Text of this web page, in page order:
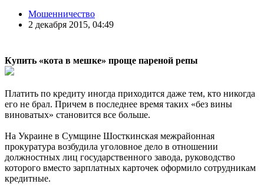
Мошенничество
2 декабря 2015, 04:49
Купить «кота в мешке» проще пареной репы
Платить по кредиту иногда приходится даже тем, кто никогда
его не брал. Причем в последнее время таких «без вины
виноватых» становится все больше.
На Украине в Сумщине Шосткинская межрайонная
прокуратура возбудила уголовное дело в отношении
должностных лиц государственного завода, руководство
которого вместо зарплатных карточек оформило сотрудникам
кредитные.